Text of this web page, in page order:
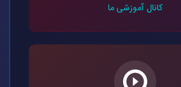
کانال آموزشی ما